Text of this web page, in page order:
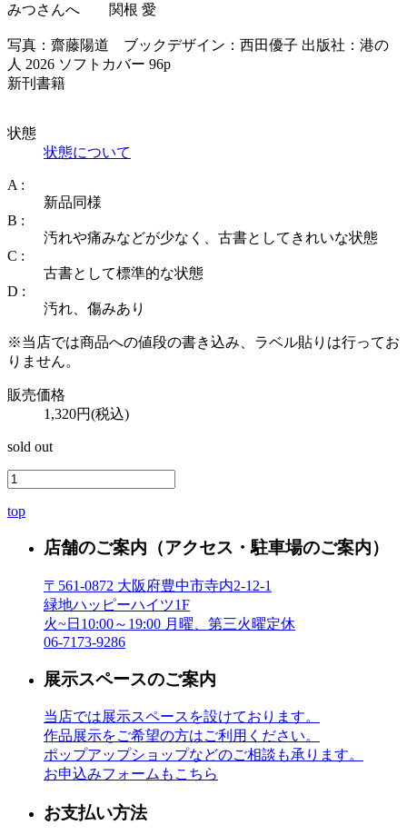
みつさんへ 関根 愛
写真：齋藤陽道 ブックデザイン：西田優子 出版社：港の
人 2026 ソフトカバー 96p
新刊書籍
状態
状態について
A :
新品同様
B :
汚れや痛みなどが少なく、古書としてきれいな状態
C :
古書として標準的な状態
D :
汚れ、傷みあり
※当店では商品への値段の書き込み、ラベル貼りは行ってお
りません。
販売価格
1,320円(税込)
sold out
top
店舗のご案内 （アクセス・駐車場のご案内）
〒561-0872 大阪府豊中市寺内2-12-1
緑地ハッピーハイツ1F
火~日10:00～19:00 月曜、第三火曜定休
06-7173-9286
展示スペースのご案内
当店では展示スペースを設けております。
作品展示をご希望の方はご利用ください。
ポップアップショップなどのご相談も承ります。
お申込みフォームもこちら
お支払い方法